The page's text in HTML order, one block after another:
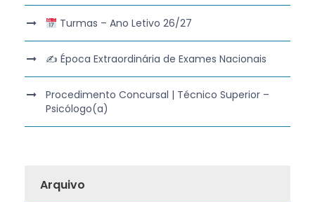
Turmas – Ano Letivo 26/27
✍️ Época Extraordinária de Exames Nacionais
Procedimento Concursal | Técnico Superior –
Psicólogo(a)
Arquivo